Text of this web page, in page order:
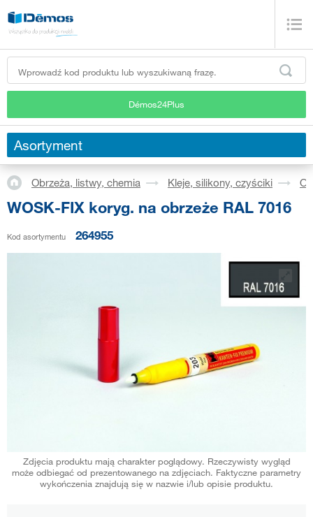
Démos24Plus
Asortyment
Obrzeża, listwy, chemia Kleje, silikony, czyściki
WOSK-FIX koryg. na obrzeże RAL 7016
Kod asortymentu 264955
Zdjęcia produktu mają charakter poglądowy. Rzeczywisty wygląd
może odbiegać od prezentowanego na zdjęciach. Faktyczne parametry
wykończenia znajdują się w nazwie i/lub opisie produktu.